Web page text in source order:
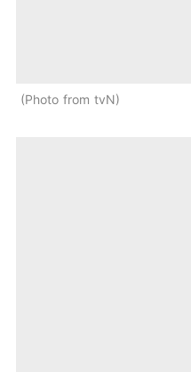
Photo from tvN